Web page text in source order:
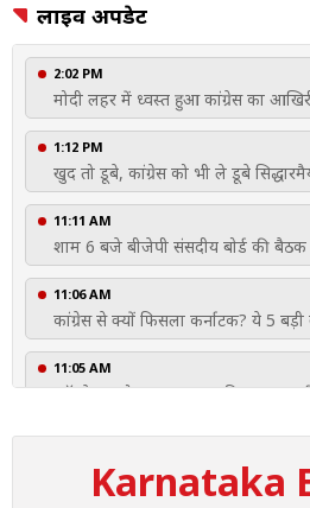
लाइव अपडेट
2:02 PM
मोदी लहर में ध्वस्त हुआ कांग्रेस का
1:12 PM
खुद तो डूबे, कांग्रेस को भी ले डूबे
11:11 AM
शाम 6 बजे बीजेपी संसदीय बोर्ड की बैठक
11:06 AM
कांग्रेस से क्यों फिसला कर्नाटक? ये 5
11:05 AM
'ऑपरेशन लोटस' का नायक फिर बना
10:34 AM
बहुमत की ओर BJP, लेकिन प्लान-B भी
Karnataka